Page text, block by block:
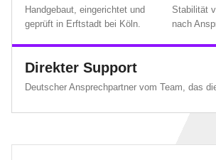
Handgebaut, eingerichtet und
geprüft in Erftstadt bei Köln.
Stabilität
nach
Direkter Support
Deutscher Ansprechpartner vom Team, das